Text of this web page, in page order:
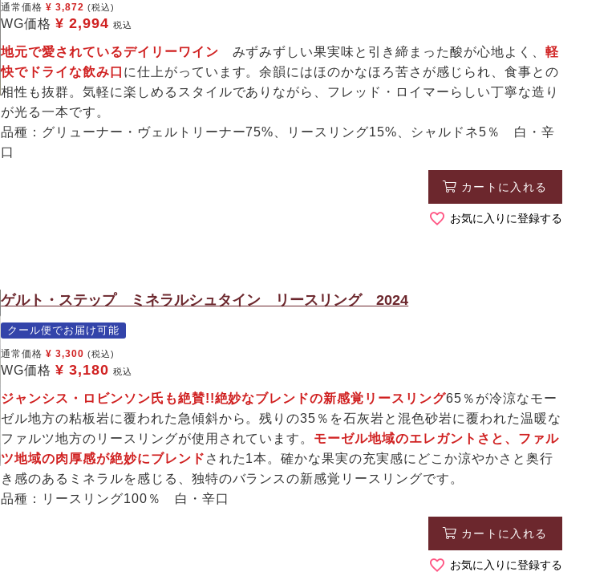
通常価格 ¥ 3,872 (税込)
WG価格 ¥ 2,994 税込
地元で愛されているデイリーワイン みずみずしい果実味と引き締まった酸が心地よく、 軽
快でドライな飲み口 に仕上がっています。余韻にはほのかなほろ苦さが感じられ、食事との
相性も抜群。気軽に楽しめるスタイルでありながら、フレッド・ロイマーらしい丁寧な造り
が光る一本です。
品種：グリューナー・ヴェルトリーナー75%、リースリング15%、シャルドネ5％ 白・辛
口
カートに入れる
お気に入りに登録する
ゲルト・ステップ ミネラルシュタイン リースリング 2024
クール便でお届け可能
通常価格 ¥ 3,300 (税込)
WG価格 ¥ 3,180 税込
ジャンシス・ロビンソン氏も絶賛!!絶妙なブレンドの新感覚リースリング65％が冷涼なモー
ゼル地方の粘板岩に覆われた急傾斜から。残りの35％を石灰岩と混色砂岩に覆われた温暖な
ファルツ地方のリースリングが使用されています。 モーゼル地域のエレガントさと、ファル
ツ地域の肉厚感が絶妙にブレンド された1本。確かな果実の充実感にどこか涼やかさと奥行
き感のあるミネラルを感じる、独特のバランスの新感覚リースリングです。
品種：リースリング100％ 白・辛口
カートに入れる
お気に入りに登録する